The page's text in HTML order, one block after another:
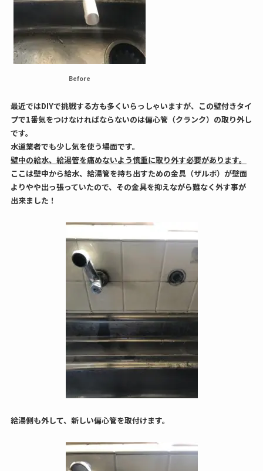
Before
最近ではDIYで挑戦する方も多くいらっしゃいますが、この壁付きタイ
プで1番気をつけなければならないのは偏心管（クランク）の取り外し
です。
水道業者でも少し気を使う場面です。
壁中の給水、給湯管を痛めないよう慎重に取り外す必要があります。
ここは壁中から給水、給湯管を持ち出すための金具（ザルボ）が壁面
よりやや出っ張っていたので、その金具を抑えながら難なく外す事が
出来ました！
給湯側も外して、新しい偏心管を取付けます。